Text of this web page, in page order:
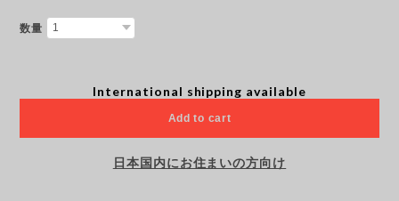
数量
International shipping available
Add to cart
日本国内にお住まいの方向け